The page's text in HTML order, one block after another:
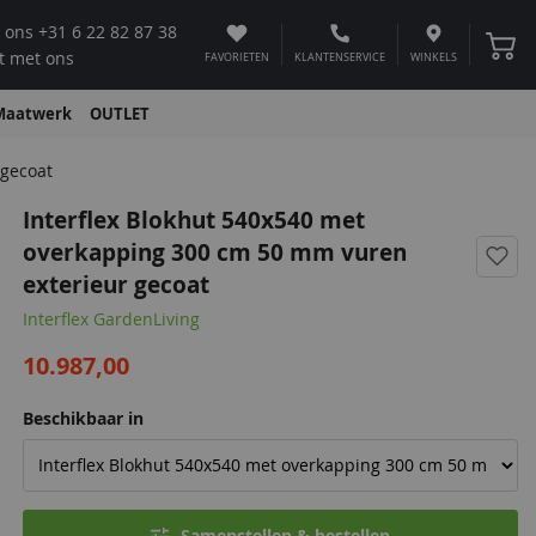
+31 6 22 82 87 38
met ons
FAVORIETEN KLANTENSERVICE WINKELS
OUTLET
Interflex Blokhut 540x540 met
overkapping 300 cm 50 mm vuren
exterieur gecoat
Interflex GardenLiving
10.987,00
Beschikbaar in